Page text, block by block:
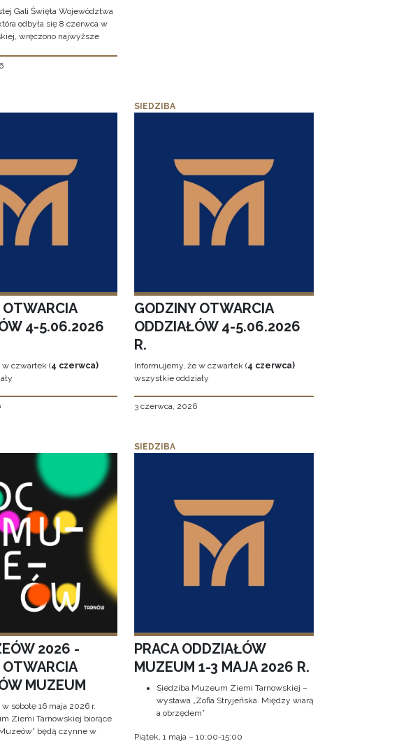
Gali Święta Województwa
odbyła się 8 czerwca w
wręczono najwyższe
4-5.06.2026
w czwartek (4 czerwca)
SIEDZIBA
GODZINY OTWARCIA
ODDZIAŁÓW 4-5.06.2026
R.
Informujemy, że w czwartek (4 czerwca)
wszystkie oddziały
3 czerwca, 2026
2026 -
MUZEUM
sobotę 16 maja 2026 r.
Ziemi Tarnowskiej biorące
będą czynne w
SIEDZIBA
PRACA ODDZIAŁÓW
MUZEUM 1-3 MAJA 2026 R.
Siedziba Muzeum Ziemi Tarnowskiej –
wystawa „Zofia Stryjeńska. Między wiarą
a obrzędem”
Piątek, 1 maja – 10:00-15:00